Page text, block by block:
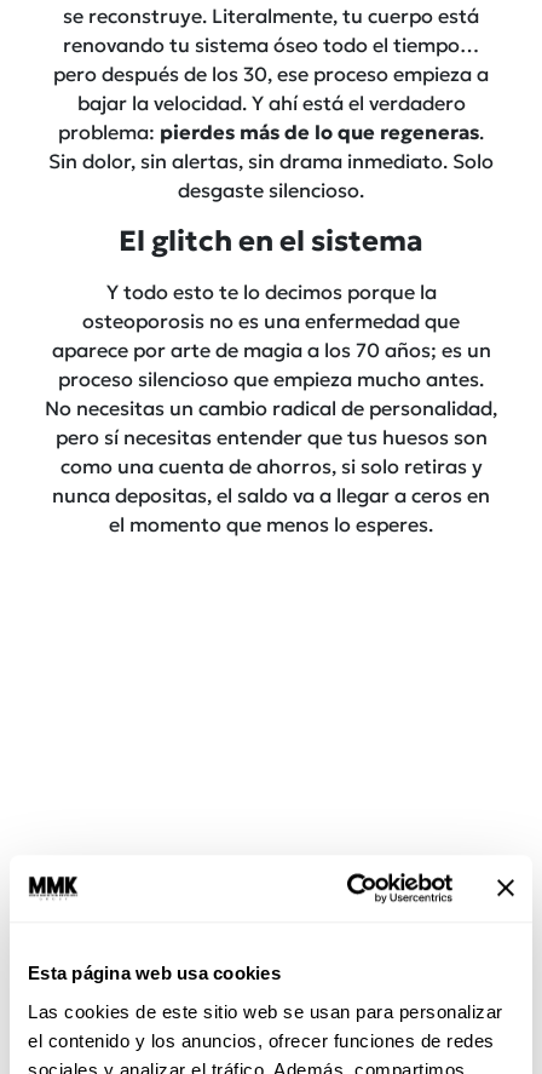
Esta página web usa cookies
Las cookies de este sitio web se usan para personalizar
el contenido y los anuncios, ofrecer funciones de redes
sociales y analizar el tráfico. Además, compartimos
se reconstruye. Literalmente, tu cuerpo está
renovando tu sistema óseo todo el tiempo…
pero después de los 30, ese proceso empieza a
bajar la velocidad. Y ahí está el verdadero
problema: pierdes más de lo que regeneras.
Sin dolor, sin alertas, sin drama inmediato. Solo
desgaste silencioso.
El glitch en el sistema
Y todo esto te lo decimos porque la
osteoporosis no es una enfermedad que
aparece por arte de magia a los 70 años; es un
proceso silencioso que empieza mucho antes.
No necesitas un cambio radical de personalidad,
pero sí necesitas entender que tus huesos son
como una cuenta de ahorros, si solo retiras y
nunca depositas, el saldo va a llegar a ceros en
el momento que menos lo esperes.
Hackeando tu estructura
dieta parece sacada con IA, es momento de
darle la vuelta a este “estilo de vida” con micro
ajustes que realmente hagan la diferencia: